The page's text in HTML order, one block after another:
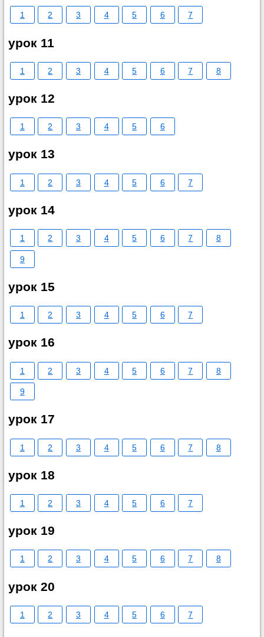
1 2 3 4 5 6 7
урок 11
1 2 3 4 5 6 7 8
урок 12
1 2 3 4 5 6
урок 13
1 2 3 4 5 6 7
урок 14
1 2 3 4 5 6 7 8
9
урок 15
1 2 3 4 5 6 7
урок 16
1 2 3 4 5 6 7 8
9
урок 17
1 2 3 4 5 6 7 8
урок 18
1 2 3 4 5 6 7
урок 19
1 2 3 4 5 6 7 8
урок 20
1 2 3 4 5 6 7